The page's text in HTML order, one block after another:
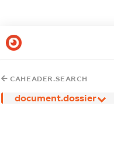
CAHEADER.SEARCH
document.dossier